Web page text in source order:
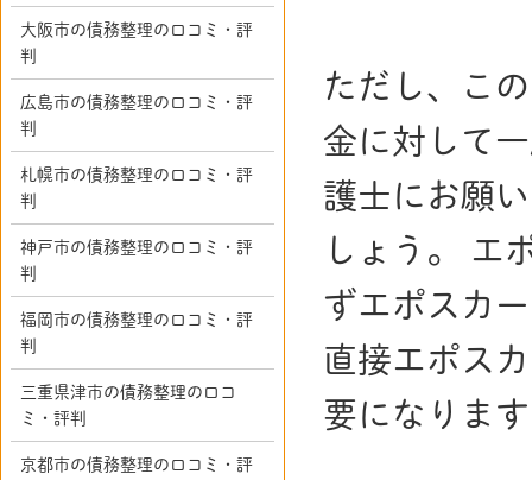
ただし、こ
金に対して
護士にお願
しょう。 エ
ずエポスカ
直接エポス
要になりま
大阪市の債務整理の口コミ・評
判
広島市の債務整理の口コミ・評
判
札幌市の債務整理の口コミ・評
判
神戸市の債務整理の口コミ・評
判
福岡市の債務整理の口コミ・評
判
三重県津市の債務整理の口コ
ミ・評判
京都市の債務整理の口コミ・評